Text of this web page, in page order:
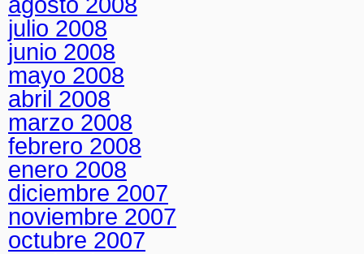
julio 2008
junio 2008
mayo 2008
abril 2008
marzo 2008
febrero 2008
enero 2008
diciembre 2007
noviembre 2007
octubre 2007